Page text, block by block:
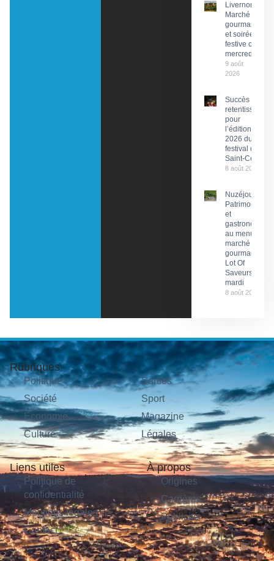
Livernon :
Marché
gourmand
et soirée
festive ce
mercredi
9 août
2026
Succès
retentissant
pour
l’édition
2026 du
festival de
Saint-Céré
8 août 2026
Nuzéjouls :
Patrimoine
et
gastronomie
au menu du
marché
gourmand
Lot Of
Saveurs ce
mardi
8 août 2026
Rubriques
Politique
Société
Économie
Culture
Sorties
Sport
Magazine
Légales
Liens utiles
Politique de
confidentialité
Mentions légales
Contact
À propos
Origines
Carrières
Publicité